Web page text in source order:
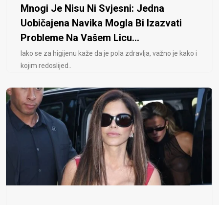
Mnogi Je Nisu Ni Svjesni: Jedna
Uobičajena Navika Mogla Bi Izazvati
Probleme Na Vašem Licu...
Iako se za higijenu kaže da je pola zdravlja, važno je kako i
kojim redoslijed..